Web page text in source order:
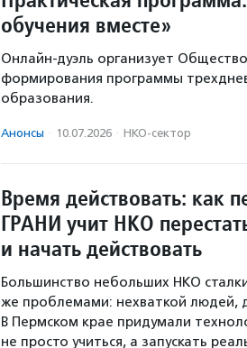
обучения вместе»
Онлайн-дуэль организует
формирования программы
образования.
Анонсы · 10.07.2026 · НКО-сектор
Время действовать: как
ГРАНИ учит НКО
и начать действовать
Большинство небольших НКО
же проблемами: нехваткой людей,
В Пермском крае придумали
не просто учиться, а запускать